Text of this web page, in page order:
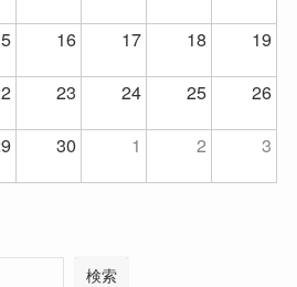
16 17 18
19
23 24 25
26
30 1 2 3
検索